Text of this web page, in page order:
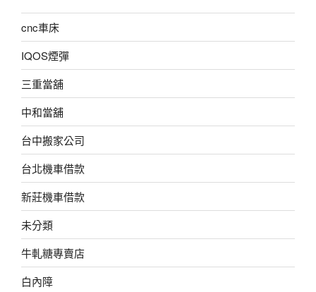
cnc車床
IQOS煙彈
三重當舖
中和當舖
台中搬家公司
台北機車借款
新莊機車借款
未分類
牛軋糖專賣店
白內障